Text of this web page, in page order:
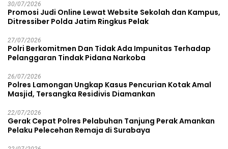
30/07/2026
Promosi Judi Online Lewat Website Sekolah dan Kampus,
Ditressiber Polda Jatim Ringkus Pelak
27/07/2026
Polri Berkomitmen Dan Tidak Ada Impunitas Terhadap
Pelanggaran Tindak Pidana Narkoba
26/07/2026
Polres Lamongan Ungkap Kasus Pencurian Kotak Amal
Masjid, Tersangka Residivis Diamankan
22/07/2026
Gerak Cepat Polres Pelabuhan Tanjung Perak Amankan
Pelaku Pelecehan Remaja di Surabaya